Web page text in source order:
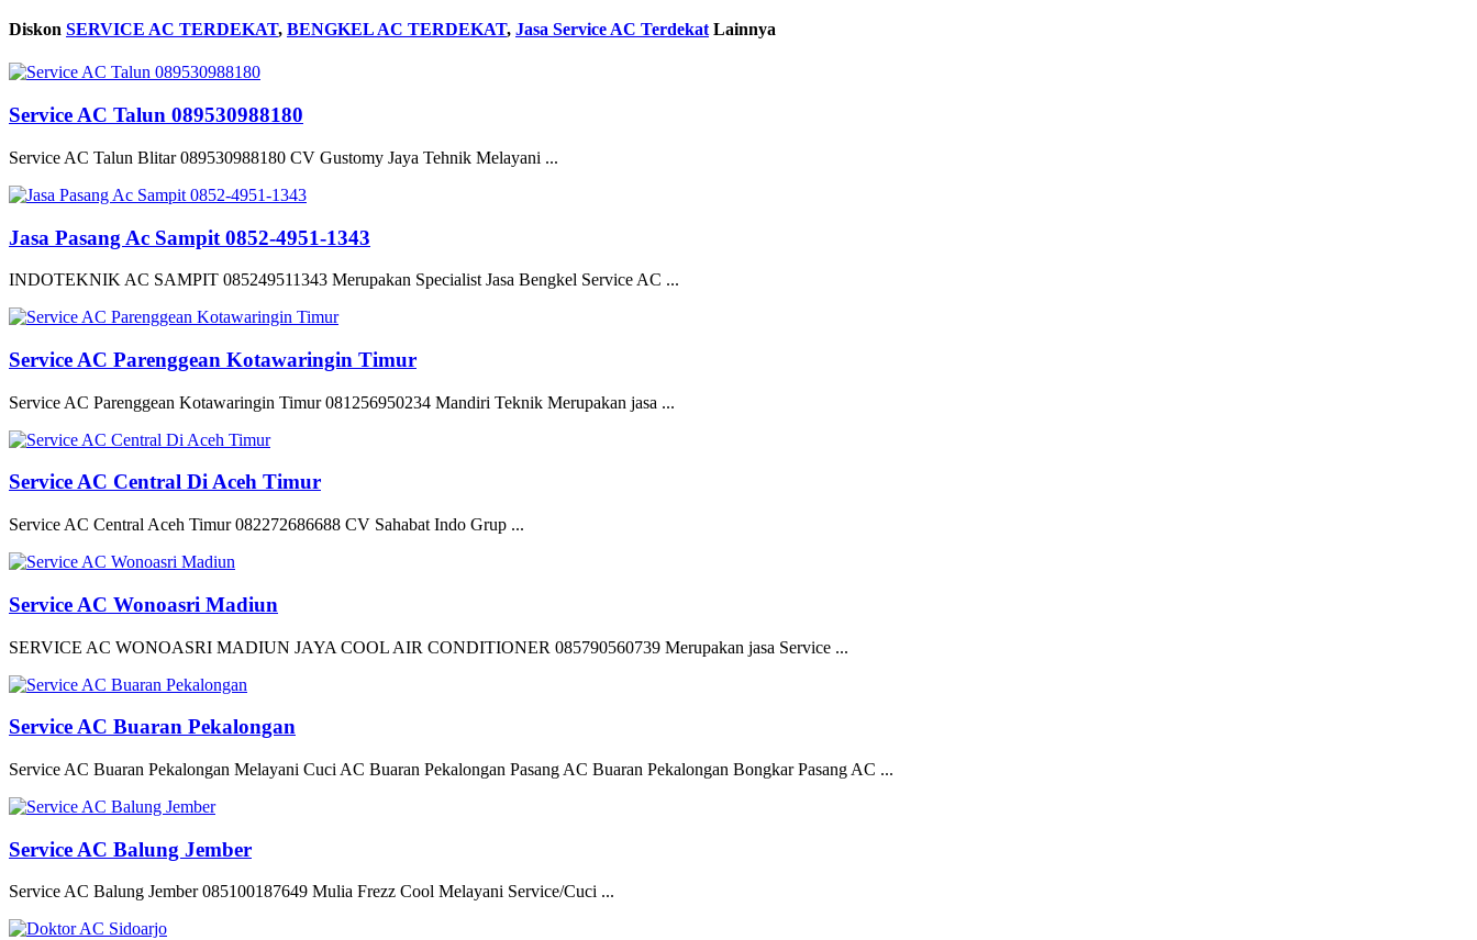
Diskon SERVICE AC TERDEKAT, BENGKEL AC TERDEKAT, Jasa Service AC Terdekat Lainnya
Service AC Talun 089530988180
Service AC Talun Blitar 089530988180 CV Gustomy Jaya Tehnik Melayani ...
Jasa Pasang Ac Sampit 0852-4951-1343
INDOTEKNIK AC SAMPIT 085249511343 Merupakan Specialist Jasa Bengkel Service AC ...
Service AC Parenggean Kotawaringin Timur
Service AC Parenggean Kotawaringin Timur 081256950234 Mandiri Teknik Merupakan jasa ...
Service AC Central Di Aceh Timur
Service AC Central Aceh Timur 082272686688 CV Sahabat Indo Grup ...
Service AC Wonoasri Madiun
SERVICE AC WONOASRI MADIUN JAYA COOL AIR CONDITIONER 085790560739 Merupakan jasa Service ...
Service AC Buaran Pekalongan
Service AC Buaran Pekalongan Melayani Cuci AC Buaran Pekalongan Pasang AC Buaran Pekalongan Bongkar Pasang AC ...
Service AC Balung Jember
Service AC Balung Jember 085100187649 Mulia Frezz Cool Melayani Service/Cuci ...